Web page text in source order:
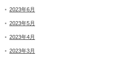
2023年6月
2023年5月
2023年4月
2023年3月